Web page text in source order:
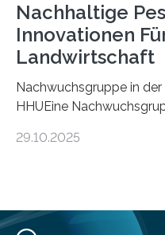
Nachhaltige
Innovationen
Landwirtschaft
Nachwuchsgruppe in
HHUEine
fünf Jahren erforschen,
Insektenblume. Das
29.10.2025